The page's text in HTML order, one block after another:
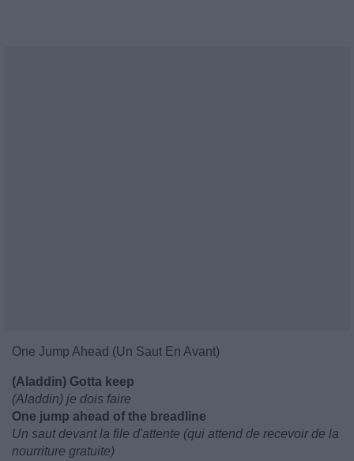
One Jump Ahead (Un Saut En Avant)
(Aladdin) Gotta keep
(Aladdin) je dois faire
One jump ahead of the breadline
Un saut devant la file d'attente (qui attend de recevoir de la
nourriture gratuite)